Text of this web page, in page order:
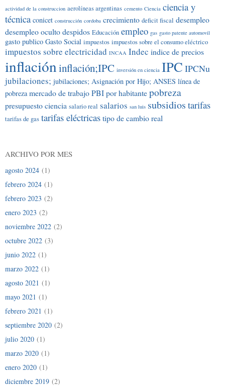
actividad de la construccion aerolíneas argentinas cemento Ciencia ciencia y
técnica conicet construcción cordoba crecimiento deficit fiscal desempleo
desempleo ocultodespidos Educación empleo gas gasto patente automovil
gasto publico Gasto Social impuestos impuestos sobre el consumo eléctrico
impuestos sobre electricidad INCAA Indec indice de precios
inflacióninflación;IPC inversión en ciencia IPC IPCNu
jubilaciones; jubilaciones; Asignación por Hijo; ANSES línea de
pobreza mercado de trabajoPBI por habitantepobreza
presupuesto ciencia salario real salarios san luis subsidios tarifas
tarifas de gas tarifas eléctricastipo de cambio real
ARCHIVO POR MES
agosto 2024 (1)
febrero 2024 (1)
febrero 2023 (2)
enero 2023 (2)
noviembre 2022 (2)
octubre 2022 (3)
junio 2022 (1)
marzo 2022 (1)
agosto 2021 (1)
mayo 2021 (1)
febrero 2021 (1)
septiembre 2020 (2)
julio 2020 (1)
marzo 2020 (1)
enero 2020 (1)
diciembre 2019 (2)